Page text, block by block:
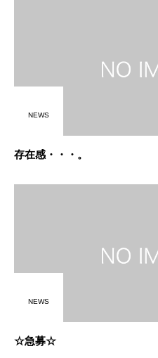
NEWS
存在感・・・。
NEWS
☆急募☆